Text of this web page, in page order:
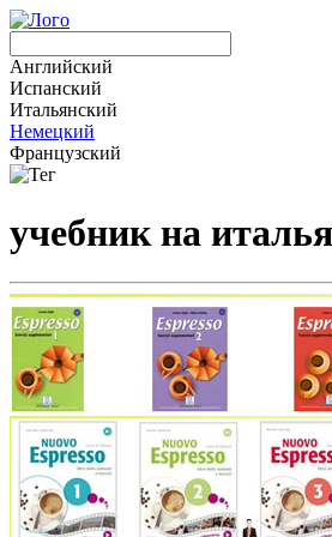
Английский
Испанский
Итальянский
Немецкий
Французский
учебник на